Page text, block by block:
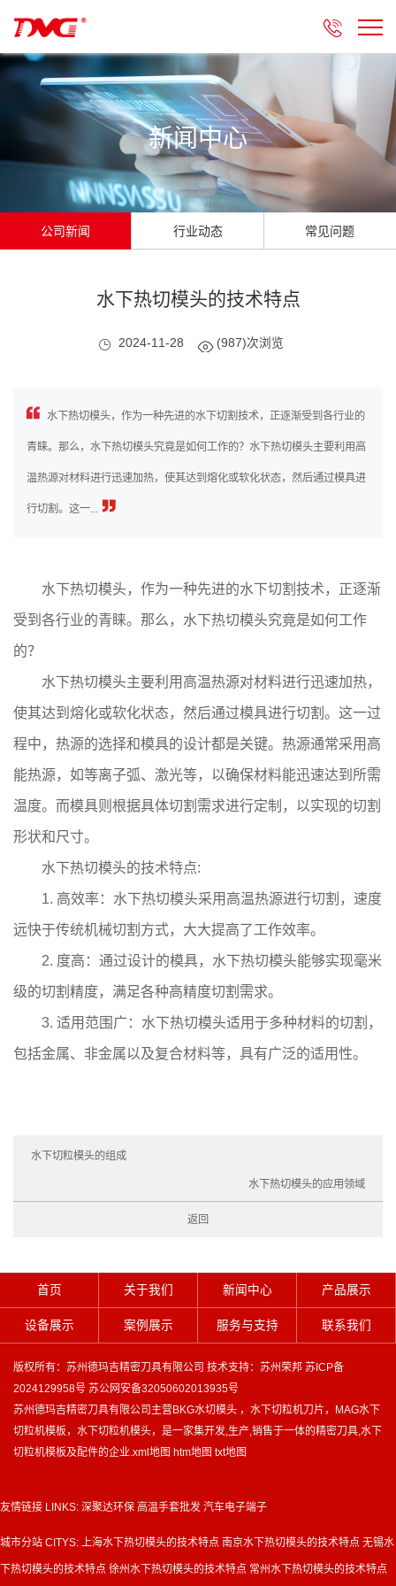

新闻中心
公司新闻 行业动态 常见问题
水下热切模头的技术特点
2024-11-28 (987)次浏览
水下热切模头，作为一种先进的水下切割技术，正逐渐受到各行业的
青睐。那么，水下热切模头究竟是如何工作的？水下热切模头主要利用高
温热源对材料进行迅速加热，使其达到熔化或软化状态，然后通过模具进
行切割。这一...
水下热切模头，作为一种先进的水下切割技术，正逐渐
受到各行业的青睐。那么，水下热切模头究竟是如何工作
的？
水下热切模头主要利用高温热源对材料进行迅速加热，
使其达到熔化或软化状态，然后通过模具进行切割。这一过
程中，热源的选择和模具的设计都是关键。热源通常采用高
能热源，如等离子弧、激光等，以确保材料能迅速达到所需
温度。而模具则根据具体切割需求进行定制，以实现的切割
形状和尺寸。
水下热切模头的技术特点:
1. 高效率：水下热切模头采用高温热源进行切割，速度
远快于传统机械切割方式，大大提高了工作效率。
2. 度高：通过设计的模具，水下热切模头能够实现毫米
级的切割精度，满足各种高精度切割需求。
3. 适用范围广：水下热切模头适用于多种材料的切割，
包括金属、非金属以及复合材料等，具有广泛的适用性。
水下切粒模头的组成
水下热切模头的应用领域
返回
首页 关于我们 新闻中心 产品展示
设备展示 案例展示 服务与支持 联系我们
版权所有：苏州德玛吉精密刀具有限公司 技术支持： 苏州荣邦 苏ICP备
2024129958号 苏公网安备32050602013935号
苏州德玛吉精密刀具有限公司主营 BKG水切模头 ， 水下切粒机刀片 ，
MAG水下
切粒机模板 ， 水下切粒机模头，是一家集开发,生产,销售于一体的精密刀具,水下
切粒机模板及配件的企业.xml地图 htm地图 txt地图
友情链接 LINKS: 深聚达环保 高温手套批发 汽车电子端子
城市分站 CITYS: 上海水下热切模头的技术特点 南京水下热切模头的技术特点 无锡水
下热切模头的技术特点 徐州水下热切模头的技术特点 常州水下热切模头的技术特点